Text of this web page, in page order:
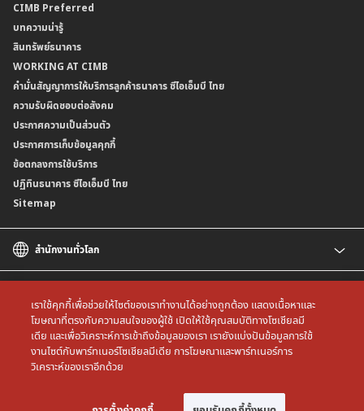
กำหนดระยะเวลาการขายหรือฝากเงินได้ที่เป็นเงินตราต่างประเทศ
ค่าธรรมเนียม
อัตราค่าธรรมเนียมการฝากถอนบัญชีเงินฝากเงินตราต่างประเทศ
ข้อกำหนดบัญชีเงินฝาก
เงื่อนไขและค่าธรรมเนียมที่เกี่ยวกับการให้บริการบัญชีเงินฝากเงินตราต่างประเทศ
บริการฝากเงินเข้าบัญชีธนาคาร ซีไอเอ็มบี ไทย ที่ตู้บุญเติม
พร้อมเพย์
บริการเปิดบัญชีด้วยการยืนยันตัวตนรูปแบบดิจิทัล (NDID)
การขอและรับส่งข้อมูลรายการเคลื่อนไหวบัญชีเงินฝาก ในรูปแบบข้อมูลดิจิทัลระหว่าง
ธนาคาร (dStatement)
บริการยืนยันตัวตนรูปแบบดิจิทัล (NDID) เพื่อทำธรุกรรมออนไลน์กับกรมสรรพากร
สาขาธนาคาร
ข้อมูลคุณภาพการให้บริการ
คำมั่นสัญญาการให้บริการลูกค้าธนาคาร ซีไอเอ็มบี ไทย
Form Download Center
CIMB Preferred
บทความน่ารู้
สินทรัพย์ธนาคาร
WORKING AT CIMB
คำมั่นสัญญาการให้บริการลูกค้าธนาคาร ซีไอเอ็มบี ไทย
ความรับผิดชอบต่อสังคม
ประกาศความเป็นส่วนตัว
ประกาศการเก็บข้อมูลคุกกี้
ข้อตกลงการใช้บริการ
ปฏิทินธนาคาร ซีไอเอ็มบี ไทย
Sitemap
สำนักงานทั่วโลก
CIMB Islamic
CIMB Bank (MY)
CIMB Bank (SG)
CIMB Bank (KH)
CIMB Niaga
All rights reserved. Copyright © 2026 CIMB THAI Bank
เราใช้คุกกี้เพื่อช่วยให้ไซต์ของเราทำงานได้อย่างถูกต้อง แสดงเนื้อหาและ
โฆษณาที่ตรงกับความสนใจของผู้ใช้ เปิดให้ใช้คุณสมบัติทางโซเชียลมี
เดีย และเพื่อวิเคราะห์การเข้าถึงข้อมูลของเรา เรายังแบ่งปันข้อมูลการใช้
งานไซต์กับพาร์ทเนอร์โซเชียลมีเดีย การโฆษณาและพาร์ทเนอร์การ
วิเคราะห์ของเราอีกด้วย